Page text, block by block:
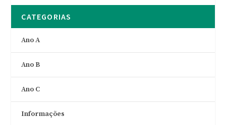
CATEGORIAS
Ano A
Ano B
Ano C
Informações